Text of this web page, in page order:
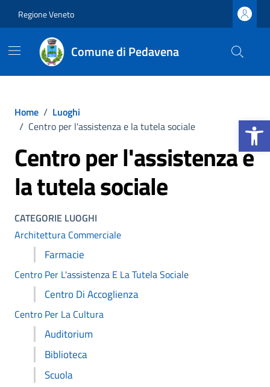
Regione Veneto
Comune di Pedavena
Home / Luoghi
/ Centro per l'assistenza e la tutela sociale
Centro per l'assistenza e
la tutela sociale
CATEGORIE LUOGHI
Architettura Commerciale
Farmacie
Centro Per L'assistenza E La Tutela Sociale
Centro Di Accoglienza
Centro Per La Cultura
Auditorium
Biblioteca
Scuola
Apri la